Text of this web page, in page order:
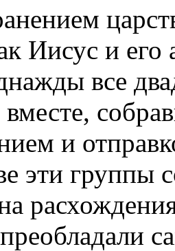
Иисус и
все
вместе,
и
эти группы
преобладали